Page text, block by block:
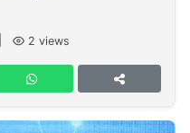
2 views